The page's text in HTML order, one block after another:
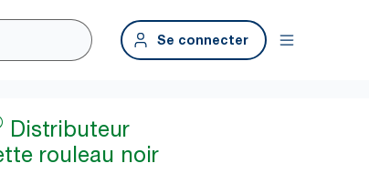
Se connecter
Distributeur
rouleau noir